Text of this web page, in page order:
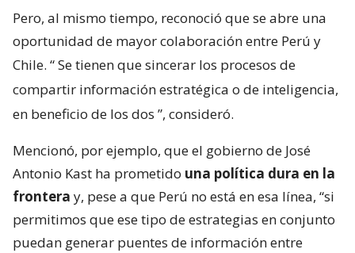
Pero, al mismo tiempo, reconoció que se abre una
oportunidad de mayor colaboración entre Perú y
Chile. “Se tienen que sincerar los procesos de
compartir información estratégica o de inteligencia,
en beneficio de los dos ”, consideró.
Mencionó, por ejemplo, que el gobierno de José
Antonio Kast ha prometido una política dura en la
frontera y, pese a que Perú no está en esa línea, “si
permitimos que ese tipo de estrategias en conjunto
puedan generar puentes de información entre